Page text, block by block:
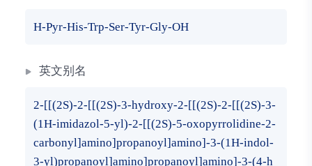
H-Pyr-His-Trp-Ser-Tyr-Gly-OH
英文别名
2-[[(2S)-2-[[(2S)-3-hydroxy-2-[[(2S)-2-[[(2S)-3-
(1H-imidazol-5-yl)-2-[[(2S)-5-oxopyrrolidine-2-
carbonyl]amino]propanoyl]amino]-3-(1H-indol-
3-yl)propanoyl]amino]propanoyl]amino]-3-(4-h